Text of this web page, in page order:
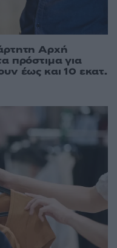
Αρχή
πρόστιμα για
έως και 10 εκατ.